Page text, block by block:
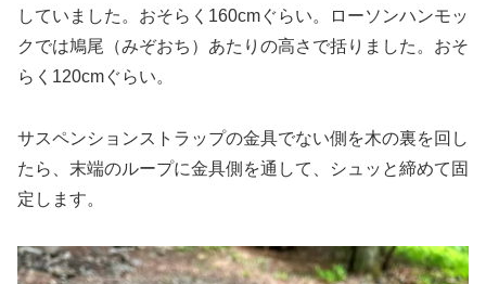
していました。おそらく160cmぐらい。ローソンハンモッ
クでは鳩尾（みぞおち）あたりの高さで括りました。おそ
らく120cmぐらい。
サスペンションストラップの金具でない側を木の裏を回し
たら、末端のループに金具側を通して、シュッと締めて固
定します。